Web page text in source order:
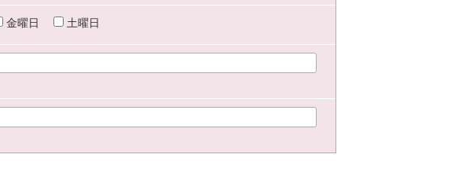
金曜日 土曜日